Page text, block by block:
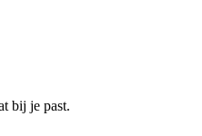
bij je past.